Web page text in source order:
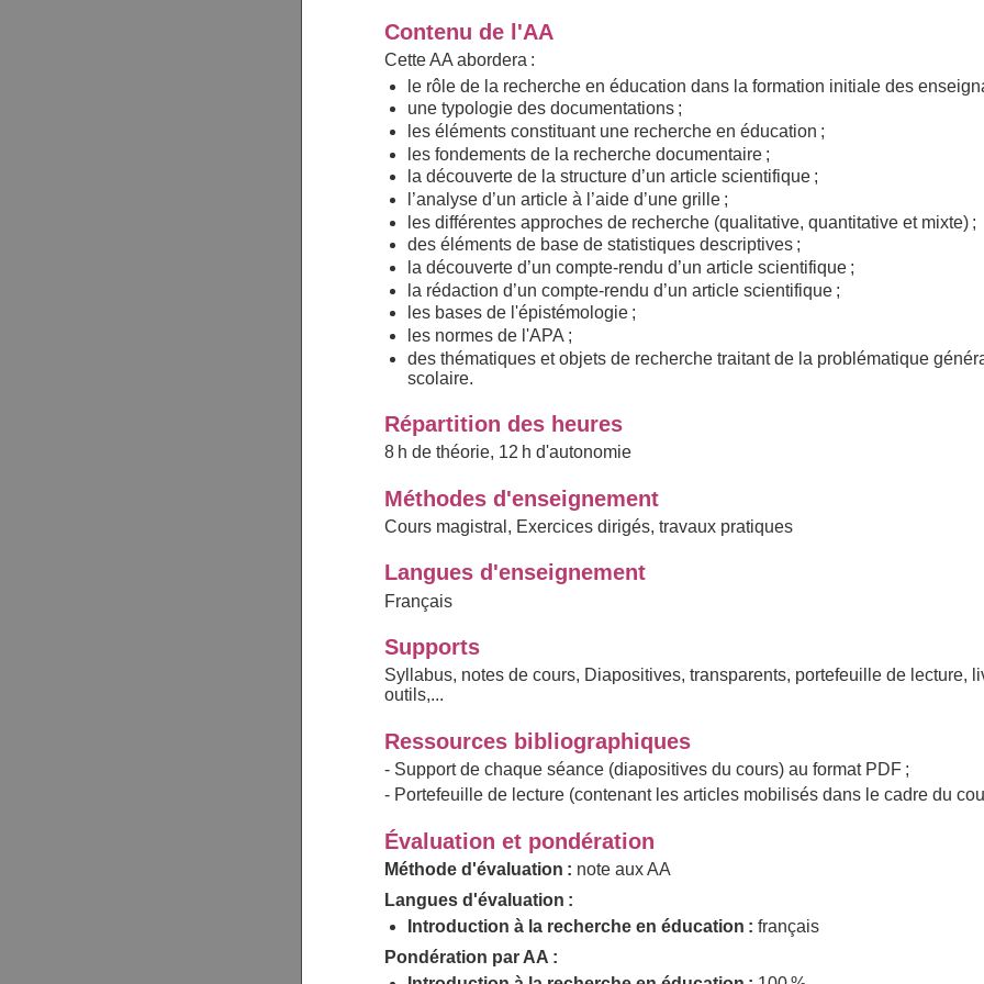
Contenu de l'AA
Cette AA abordera :
le rôle de la recherche en éducation dans la formation initiale des
une typologie des documentations ;
les éléments constituant une recherche en éducation ;
les fondements de la recherche documentaire ;
la découverte de la structure d’un article scientifique ;
l’analyse d’un article à l’aide d’une grille ;
les différentes approches de recherche (qualitative, quantitative et mixte) ;
des éléments de base de statistiques descriptives ;
la découverte d’un compte-rendu d’un article scientifique ;
la rédaction d’un compte-rendu d’un article scientifique ;
les bases de l'épistémologie ;
les normes de l'APA ;
des thématiques et objets de recherche traitant de la problématique
scolaire.
Répartition des heures
8 h de théorie, 12 h d'autonomie
Méthodes d'enseignement
Cours magistral, Exercices dirigés, travaux pratiques
Langues d'enseignement
Français
Supports
Syllabus, notes de cours, Diapositives, transparents, portefeuille de lecture,
outils,...
Ressources bibliographiques
- Support de chaque séance (diapositives du cours) au format PDF ;
- Portefeuille de lecture (contenant les articles mobilisés dans le cadre du
Évaluation et pondération
Méthode d'évaluation : note aux AA
Langues d'évaluation :
Introduction à la recherche en éducation :français
Pondération par AA :